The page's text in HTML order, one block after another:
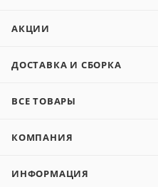
АКЦИИ
ДОСТАВКА И СБОРКА
ВСЕ ТОВАРЫ
КОМПАНИЯ
ИНФОРМАЦИЯ